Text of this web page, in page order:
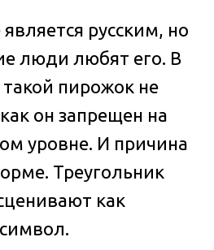
русским, но
люди любят его. В
пирожок не
он запрещен на
уровне. И причина
Треугольник
как